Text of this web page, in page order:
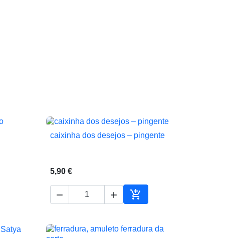
 Vista rápida
caixinha dos desejos – pingente
5,90 €
  
Adicionar ao carrinho